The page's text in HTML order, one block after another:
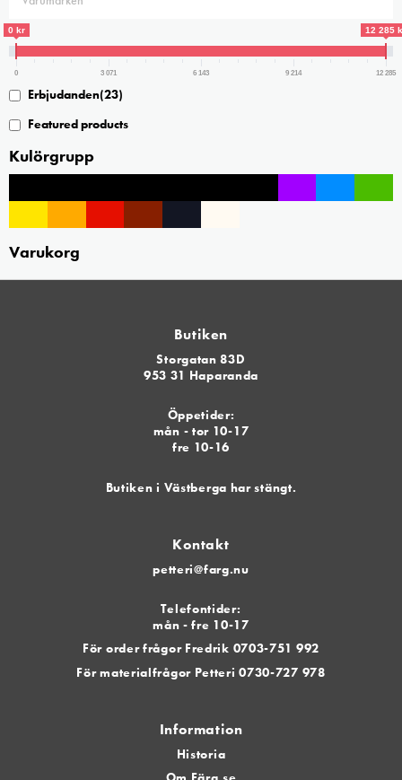
0 kr 12 285
0 3 071 6 143 9 214 12 285
Erbjudanden(23)
Featured products
Kulörgrupp
Varukorg
Butiken
Storgatan 83D
953 31 Haparanda
Öppetider:
mån - tor 10-17
fre 10-16
Butiken i Västberga har stängt.
Kontakt
petteri@farg.nu
Telefontider:
mån - fre 10-17
För order frågor Fredrik 0703-751 992
För materialfrågor Petteri 0730-727 978
Information
Historia